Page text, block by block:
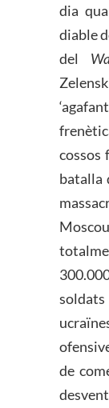
dia
diable
del
cossos
batalla
de